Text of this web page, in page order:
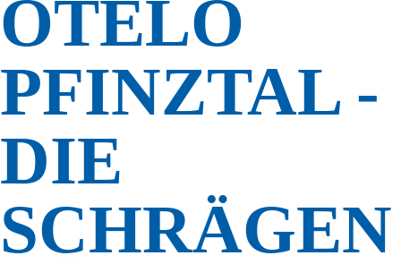
OTELO
PFINZTAL -
DIE
SCHRÄGEN